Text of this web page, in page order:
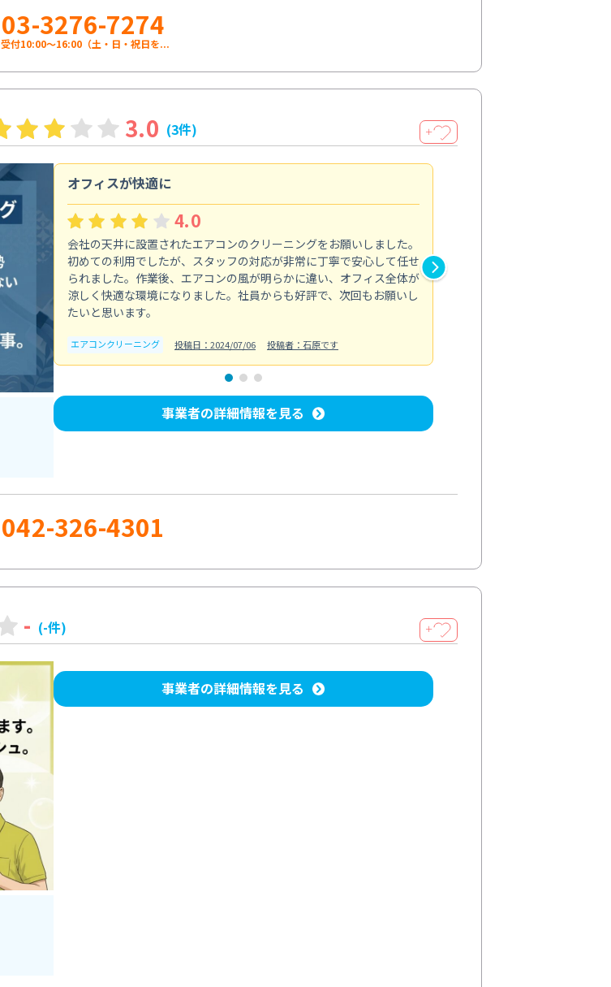
03-3276-7274
受付10:00〜16:00（土・日・祝日を...
3.0 (3件) ＋
オフィスが快適に
4.0
会社の天井に設置されたエアコンのクリーニングをお願いしました。
初めての利用でしたが、スタッフの対応が非常に丁寧で安心して任せ
られました。作業後、エアコンの風が明らかに違い、オフィス全体が
涼しく快適な環境になりました。社員からも好評で、次回もお願いし
たいと思います。
エアコンクリーニング 投稿日：2024/07/06 投稿者：石原です
事業者の詳細情報を見る
042-326-4301
- (-件) ＋
事業者の詳細情報を見る